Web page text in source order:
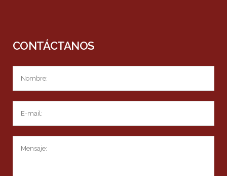
CONTÁCTANOS